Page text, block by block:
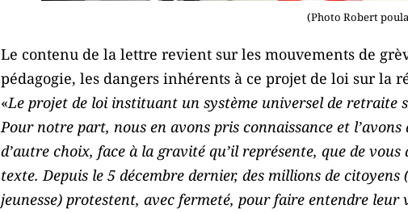
(Photo Robert
Le contenu de la lettre revient sur les mouvements de
pédagogie, les dangers inhérents à ce projet de loi sur la
«Le projet de loi instituant un système universel de retraite
Pour notre part, nous en avons pris connaissance et
d’autre choix, face à la gravité qu’il représente, que de
texte. Depuis le 5 décembre dernier, des millions de
jeunesse) protestent, avec fermeté, pour faire entendre